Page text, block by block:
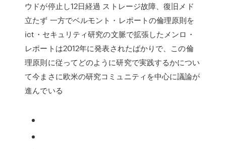
ウドが停止し12日経過 ストレージ故障、復旧メド
立たず 一方でベルモント・レポートの倫理原則を
ict・セキュリティ研究の文脈で拡張したメンロ・
レポートは2012年に発表されたばかりで、この倫
理原則に従ってどのように研究で実践するかについ
て今まさに欧米の研究コミュニティを中心に議論が
進んでいる